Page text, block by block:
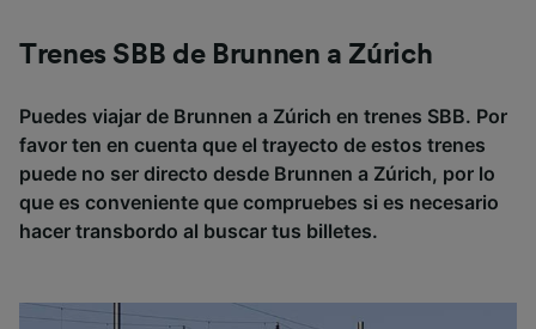
Trenes SBB de Brunnen a Zúrich
Puedes viajar de Brunnen a Zúrich en trenes SBB. Por
favor ten en cuenta que el trayecto de estos trenes
puede no ser directo desde Brunnen a Zúrich, por lo
que es conveniente que compruebes si es necesario
hacer transbordo al buscar tus billetes.